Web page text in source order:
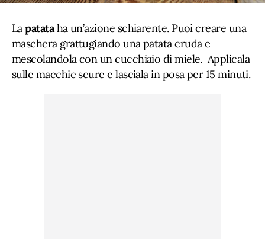
La patataha un’azione schiarente. Puoi creare una
maschera grattugiando una patata cruda e
mescolandola con un cucchiaio di miele. Applicala
sulle macchie scure e lasciala in posa per 15 minuti.